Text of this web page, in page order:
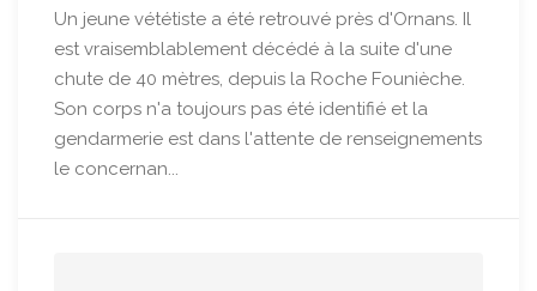
Un jeune vététiste a été retrouvé près d'Ornans. Il
est vraisemblablement décédé à la suite d'une
chute de 40 mètres, depuis la Roche Founièche.
Son corps n'a toujours pas été identifié et la
gendarmerie est dans l'attente de renseignements
le concernan...